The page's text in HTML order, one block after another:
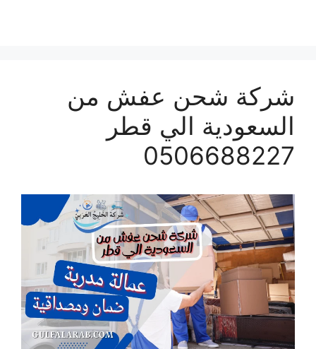
شركة شحن عفش من
السعودية الي قطر
0506688227